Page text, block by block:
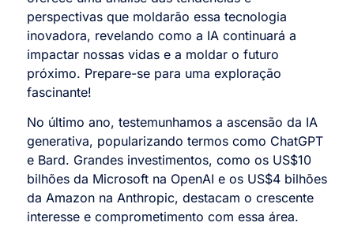
perspectivas que moldarão essa tecnologia
inovadora, revelando como a IA continuará a
impactar nossas vidas e a moldar o futuro
próximo. Prepare-se para uma exploração
fascinante!
No último ano, testemunhamos a ascensão da IA
generativa, popularizando termos como ChatGPT
e Bard. Grandes investimentos, como os US$10
bilhões da Microsoft na OpenAI e os US$4 bilhões
da Amazon na Anthropic, destacam o crescente
interesse e comprometimento com essa área.